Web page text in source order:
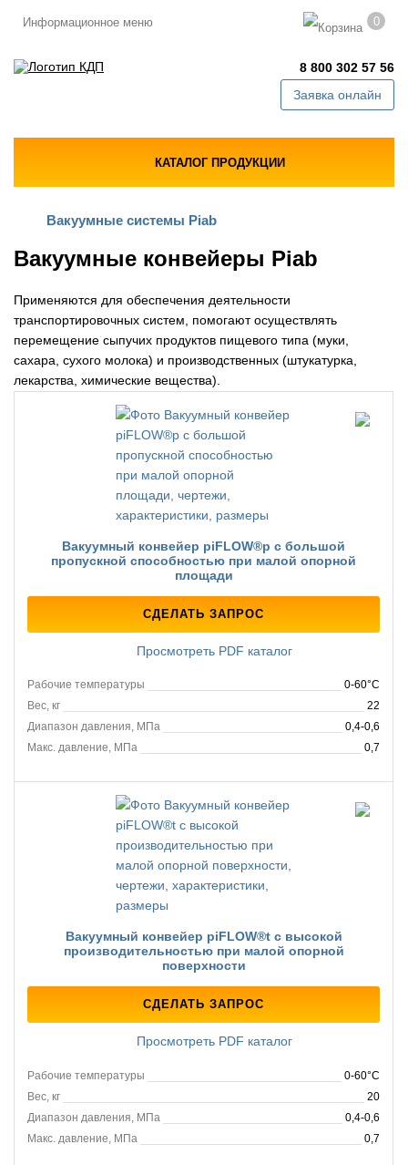
Информационное меню 0
8 800 302 57 56
Заявка онлайн
КАТАЛОГ ПРОДУКЦИИ
Вакуумные системы Piab
Вакуумные конвейеры Piab
Применяются для обеспечения деятельности
транспортировочных систем, помогают осуществлять
перемещение сыпучих продуктов пищевого типа (муки,
сахара, сухого молока) и производственных (штукатурка,
лекарства, химические вещества).
Вакуумный конвейер piFLOW®p с большой
пропускной способностью при малой опорной
площади
СДЕЛАТЬ ЗАПРОС
Просмотреть PDF каталог
Рабочие температуры
0-60°C
Вес, кг
22
Диапазон давления, МПа
0,4-0,6
Макс. давление, МПа
0,7
Вакуумный конвейер piFLOW®t с высокой
производительностью при малой опорной
поверхности
СДЕЛАТЬ ЗАПРОС
Просмотреть PDF каталог
Рабочие температуры
0-60°C
Вес, кг
20
Диапазон давления, МПа
0,4-0,6
Макс. давление, МПа
0,7